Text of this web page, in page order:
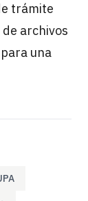
trámite
archivos
para una